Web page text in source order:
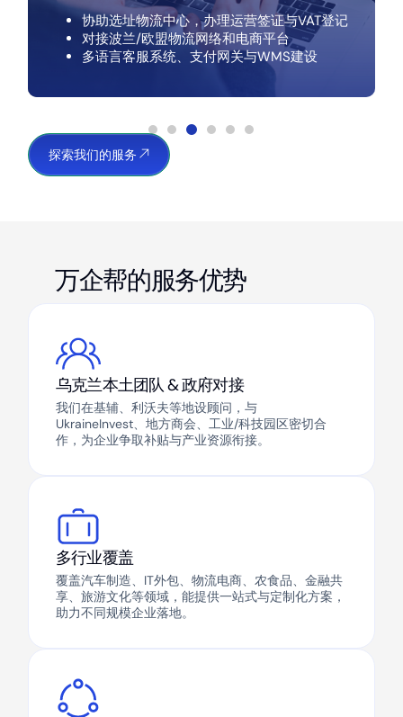
协助选址物流中心，办理运营签证与VAT登记
对接波兰/欧盟物流网络和电商平台
多语言客服系统、支付网关与WMS建设
探索我们的服务
万企帮的服务优势
乌克兰本土团队 & 政府对接
我们在基辅、利沃夫等地设顾问，与
UkraineInvest、地方商会、工业/科技园区密切合
作，为企业争取补贴与产业资源衔接。
多行业覆盖
覆盖汽车制造、IT外包、物流电商、农食品、金融共
享、旅游文化等领域，能提供一站式与定制化方案，
助力不同规模企业落地。